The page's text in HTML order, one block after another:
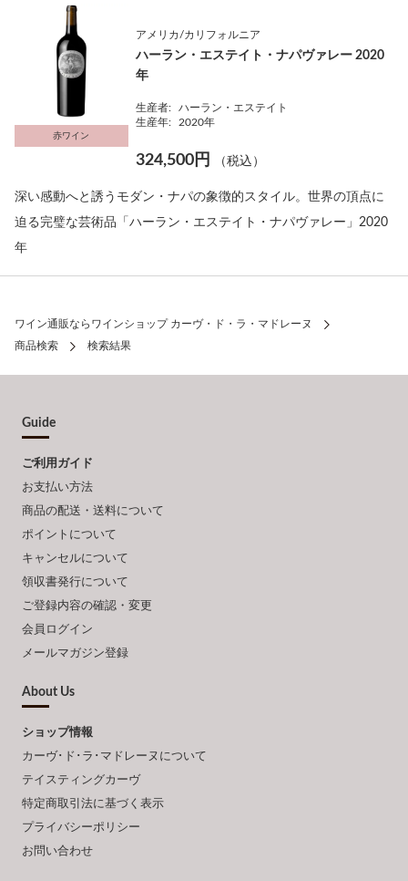
赤ワイン
アメリカ/カリフォルニア
ハーラン・エステイト・ナパヴァレー 2020
年
生産者:
ハーラン・エステイト
生産年:
2020年
324,500円 （税込）
深い感動へと誘うモダン・ナパの象徴的スタイル。世界の頂点に
迫る完璧な芸術品「ハーラン・エステイト・ナパヴァレー」2020
年
ワイン通販ならワインショップ カーヴ・ド・ラ・マドレーヌ
商品検索
検索結果
Guide
ご利用ガイド
お支払い方法
商品の配送・送料について
ポイントについて
キャンセルについて
領収書発行について
ご登録内容の確認・変更
会員ログイン
メールマガジン登録
About Us
ショップ情報
カーヴ･ド･ラ･マドレーヌについて
テイスティングカーヴ
特定商取引法に基づく表示
プライバシーポリシー
お問い合わせ